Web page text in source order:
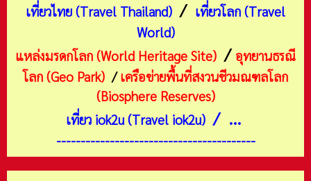
เที่ยวไทย (Travel Thailand) / เที่ยวโลก (Travel
World)
แหล่งมรดกโลก (World Heritage Site) /อุทยานธรณี
โลก (Geo Park) /เครือข่ายพื้นที่สงวนชีวมณฑลโลก
(Biosphere Reserves)
เที่ยว iok2u (Travel iok2u) / ...
-----------------------------------------